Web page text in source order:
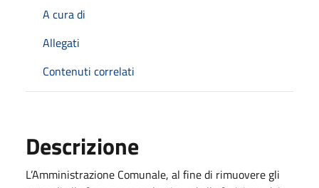
A cura di
Allegati
Contenuti correlati
Descrizione
L’Amministrazione Comunale, al fine di rimuovere gli